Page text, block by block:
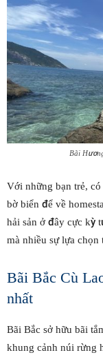
Bãi
Với những bạn trẻ,
bờ biển để về
hải sản ở đây cực kỳ
mà nhiều sự lựa
Bãi Bắc Cù
nhất
Bãi Bắc sở hữu bãi
khung cảnh núi rừng